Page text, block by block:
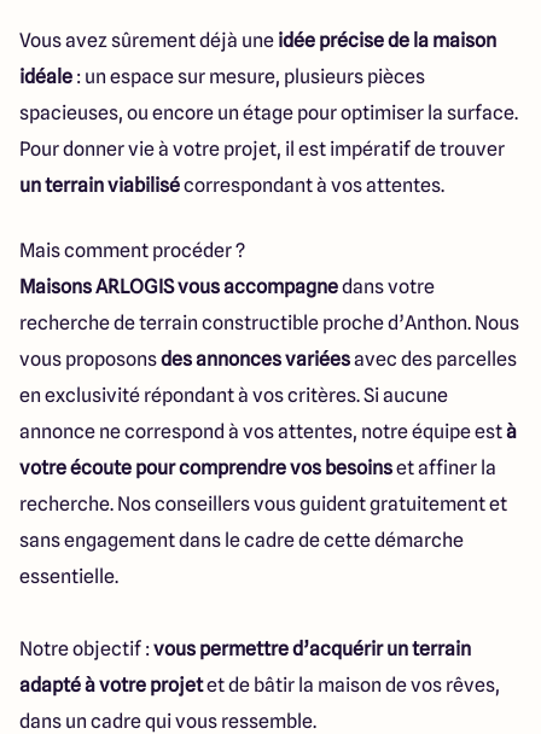
Vous avez sûrement déjà une idée précise de la maison
idéale : un espace sur mesure, plusieurs pièces
spacieuses, ou encore un étage pour optimiser la surface.
Pour donner vie à votre projet, il est impératif de trouver
un terrain viabilisécorrespondant à vos attentes.
Mais comment procéder ?
Maisons ARLOGIS vous accompagnedans votre
recherche de terrain constructible proche d’Anthon. Nous
vous proposonsdes annonces variéesavec des parcelles
en exclusivité répondant à vos critères. Si aucune
annonce ne correspond à vos attentes, notre équipe està
votre écoute pour comprendre vos besoinset affiner la
recherche. Nos conseillers vous guident gratuitement et
sans engagement dans le cadre de cette démarche
essentielle.
Notre objectif :vous permettre d’acquérir un terrain
adapté à votre projetet de bâtir la maison de vos rêves,
dans un cadre qui vous ressemble.